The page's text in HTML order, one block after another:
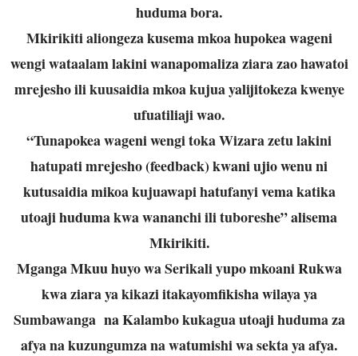
huduma bora.
Mkirikiti aliongeza kusema mkoa hupokea wageni
wengi wataalam lakini wanapomaliza ziara zao hawatoi
mrejesho ili kuusaidia mkoa kujua yalijitokeza kwenye
ufuatiliaji wao.
“Tunapokea wageni wengi toka Wizara zetu lakini
hatupati mrejesho (feedback) kwani ujio wenu ni
kutusaidia mikoa kujuawapi hatufanyi vema katika
utoaji huduma kwa wananchi ili tuboreshe” alisema
Mkirikiti.
Mganga Mkuu huyo wa Serikali yupo mkoani Rukwa
kwa ziara ya kikazi itakayomfikisha wilaya ya
Sumbawanga na Kalambo kukagua utoaji huduma za
afya na kuzungumza na watumishi wa sekta ya afya.